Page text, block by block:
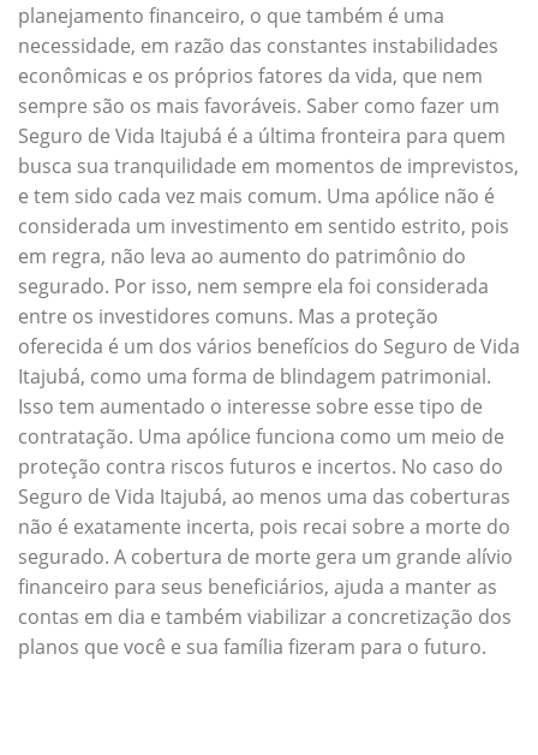
planejamento financeiro, o que também é uma
necessidade, em razão das constantes instabilidades
econômicas e os próprios fatores da vida, que nem
sempre são os mais favoráveis. Saber como fazer um
Seguro de Vida Itajubá é a última fronteira para quem
busca sua tranquilidade em momentos de imprevistos,
e tem sido cada vez mais comum. Uma apólice não é
considerada um investimento em sentido estrito, pois
em regra, não leva ao aumento do patrimônio do
segurado. Por isso, nem sempre ela foi considerada
entre os investidores comuns. Mas a proteção
oferecida é um dos vários benefícios do Seguro de Vida
Itajubá, como uma forma de blindagem patrimonial.
Isso tem aumentado o interesse sobre esse tipo de
contratação. Uma apólice funciona como um meio de
proteção contra riscos futuros e incertos. No caso do
Seguro de Vida Itajubá, ao menos uma das coberturas
não é exatamente incerta, pois recai sobre a morte do
segurado. A cobertura de morte gera um grande alívio
financeiro para seus beneficiários, ajuda a manter as
contas em dia e também viabilizar a concretização dos
planos que você e sua família fizeram para o futuro.